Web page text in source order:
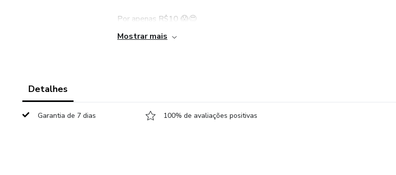
Por apenas R$10 😱😍
Mostrar mais
Detalhes
Garantia de 7 dias 100% de avaliações positivas